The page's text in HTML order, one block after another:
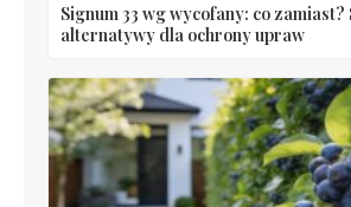
Signum 33 wg wycofany: co zamiast?
alternatywy dla ochrony upraw